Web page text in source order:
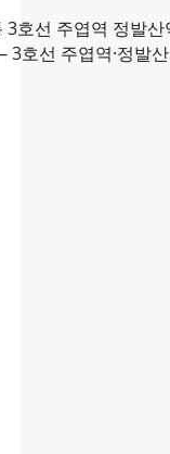
호선 주엽역·정발